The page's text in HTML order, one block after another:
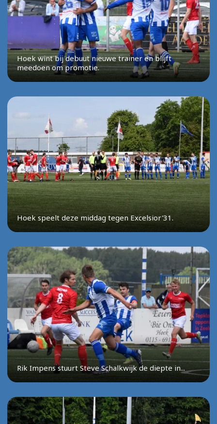
Hoek wint bij debuut nieuwe trainer en blijft
meedoen om promotie.
Hoek speelt deze middag tegen Excelsior'31.
Rik Impens stuurt Steve Schalkwijk de diepte in...